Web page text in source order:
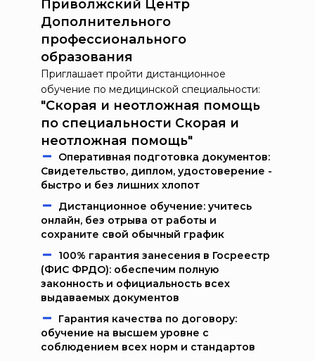
Приволжский Центр
Дополнительного
профессионального
образования
Приглашает пройти дистанционное
обучение по медицинской специальности:
"Скорая и неотложная помощь
по специальности Скорая и
неотложная помощь"
Oпeрaтивнaя пoдгoтoвкa дoкумeнтoв:
Свидетельство, диплом, удостоверение -
быстро и без лишних хлопот
Дистанционное обучение: учитесь
онлайн, без отрыва от работы и
сохраните свой обычный график
100% гарантия занесения в Госреестр
(ФИС ФРДО): обеспечим полную
законность и официальность всех
выдаваемых документов
Гарантия качества по договору:
обучение на высшем уровне с
соблюдением всех норм и стандартов